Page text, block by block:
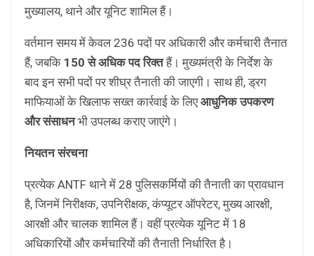
मुख्यालय, थाने और यूनिट शामिल हैं।
वर्तमान समय में केवल 236 पदों पर अधिकारी और कर्मचारी तैनात
हैं, जबकि 150 से अधिक पद रिक्तहैं। मुख्यमंत्री के निर्देश के
बाद इन सभी पदों पर शीघ्र तैनाती की जाएगी। साथ ही, ड्रग
माफियाओं के खिलाफ सख्त कार्रवाई के लिएआधुनिक उपकरण
और संसाधनभी उपलब्ध कराए जाएंगे।
नियतन संरचना
प्रत्येक ANTF थाने में 28 पुलिसकर्मियों की तैनाती का प्रावधान
है, जिनमें निरीक्षक, उपनिरीक्षक, कंप्यूटर ऑपरेटर, मुख्य आरक्षी,
आरक्षी और चालक शामिल हैं। वहीं प्रत्येक यूनिट में 18
अधिकारियों और कर्मचारियों की तैनाती निर्धारित है।